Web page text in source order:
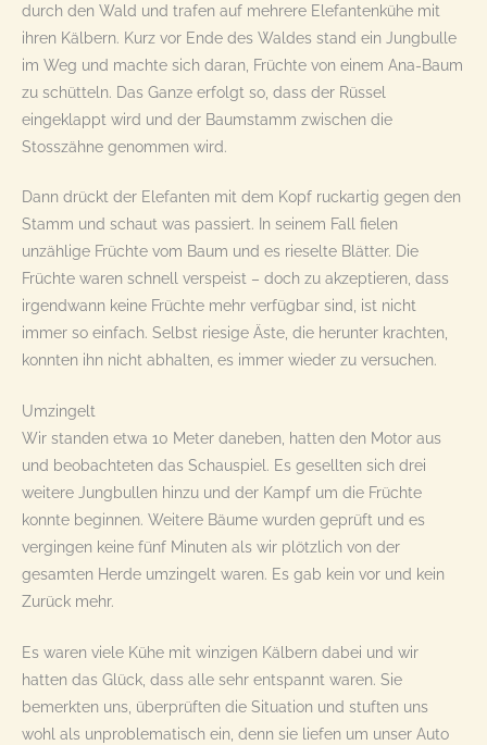
durch den Wald und trafen auf mehrere Elefantenkühe mit
ihren Kälbern. Kurz vor Ende des Waldes stand ein Jungbulle
im Weg und machte sich daran, Früchte von einem Ana-Baum
zu schütteln. Das Ganze erfolgt so, dass der Rüssel
eingeklappt wird und der Baumstamm zwischen die
Stosszähne genommen wird.
Dann drückt der Elefanten mit dem Kopf ruckartig gegen den
Stamm und schaut was passiert. In seinem Fall fielen
unzählige Früchte vom Baum und es rieselte Blätter. Die
Früchte waren schnell verspeist – doch zu akzeptieren, dass
irgendwann keine Früchte mehr verfügbar sind, ist nicht
immer so einfach. Selbst riesige Äste, die herunter krachten,
konnten ihn nicht abhalten, es immer wieder zu versuchen.
Umzingelt
Wir standen etwa 10 Meter daneben, hatten den Motor aus
und beobachteten das Schauspiel. Es gesellten sich drei
weitere Jungbullen hinzu und der Kampf um die Früchte
konnte beginnen. Weitere Bäume wurden geprüft und es
vergingen keine fünf Minuten als wir plötzlich von der
gesamten Herde umzingelt waren. Es gab kein vor und kein
Zurück mehr.
Es waren viele Kühe mit winzigen Kälbern dabei und wir
hatten das Glück, dass alle sehr entspannt waren. Sie
bemerkten uns, überprüften die Situation und stuften uns
wohl als unproblematisch ein, denn sie liefen um unser Auto